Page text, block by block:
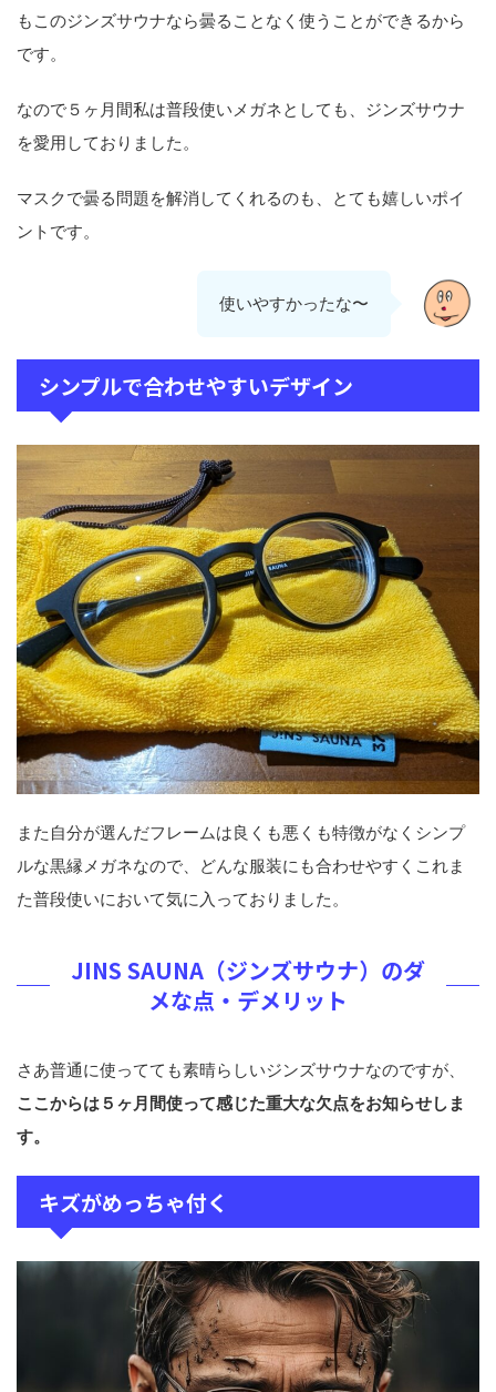
もこのジンズサウナなら曇ることなく使うことができるから
です。
なので５ヶ月間私は普段使いメガネとしても、ジンズサウナ
を愛用しておりました。
マスクで曇る問題を解消してくれるのも、とても嬉しいポイ
ントです。
使いやすかったな〜
シンプルで合わせやすいデザイン
また自分が選んだフレームは良くも悪くも特徴がなくシンプ
ルな黒縁メガネなので、どんな服装にも合わせやすくこれま
た普段使いにおいて気に入っておりました。
JINS SAUNA（ジンズサウナ）のダ
メな点・デメリット
さあ普通に使ってても素晴らしいジンズサウナなのですが、
ここからは５ヶ月間使って感じた重大な欠点をお知らせしま
す。
キズがめっちゃ付く